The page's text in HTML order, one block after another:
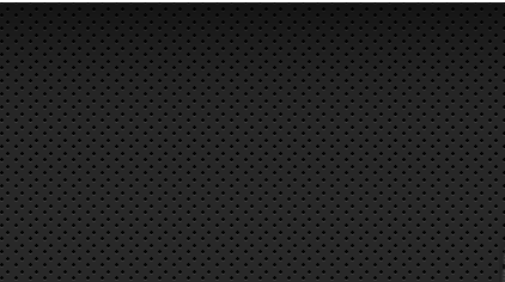
Garage automobile Reparation, entretien, carrosserie, concessionnaire Loire 42